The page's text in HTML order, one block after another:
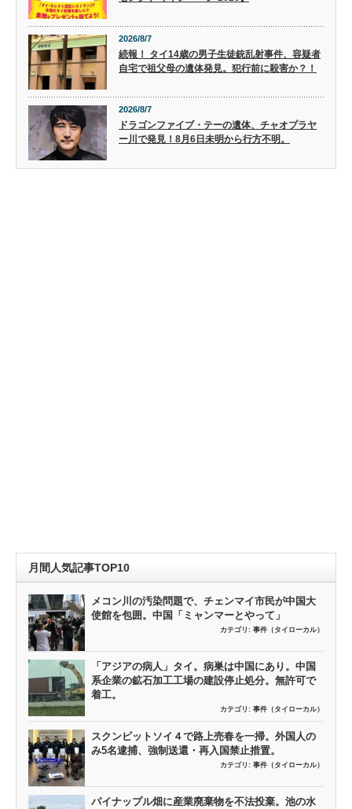
2026/8/7
続報！ タイ14歳の男子生徒銃乱射事件、容疑者
自宅で祖父母の遺体発見。犯行前に殺害か？！
2026/8/7
ドラゴンファイブ・テーの遺体、チャオプラヤ
ー川で発見！8月6日未明から行方不明。
月間人気記事TOP10
メコン川の汚染問題で、チェンマイ市民が中国大
使館を包囲。中国「ミャンマーとやって」
カテゴリ: 事件（タイローカル）
「アジアの病人」タイ。病巣は中国にあり。中国
系企業の鉱石加工工場の建設停止処分。無許可で
着工。
カテゴリ: 事件（タイローカル）
スクンビットソイ４で路上売春を一掃。外国人の
み5名逮捕、強制送還・再入国禁止措置。
カテゴリ: 事件（タイローカル）
パイナップル畑に産業廃棄物を不法投棄。池の水